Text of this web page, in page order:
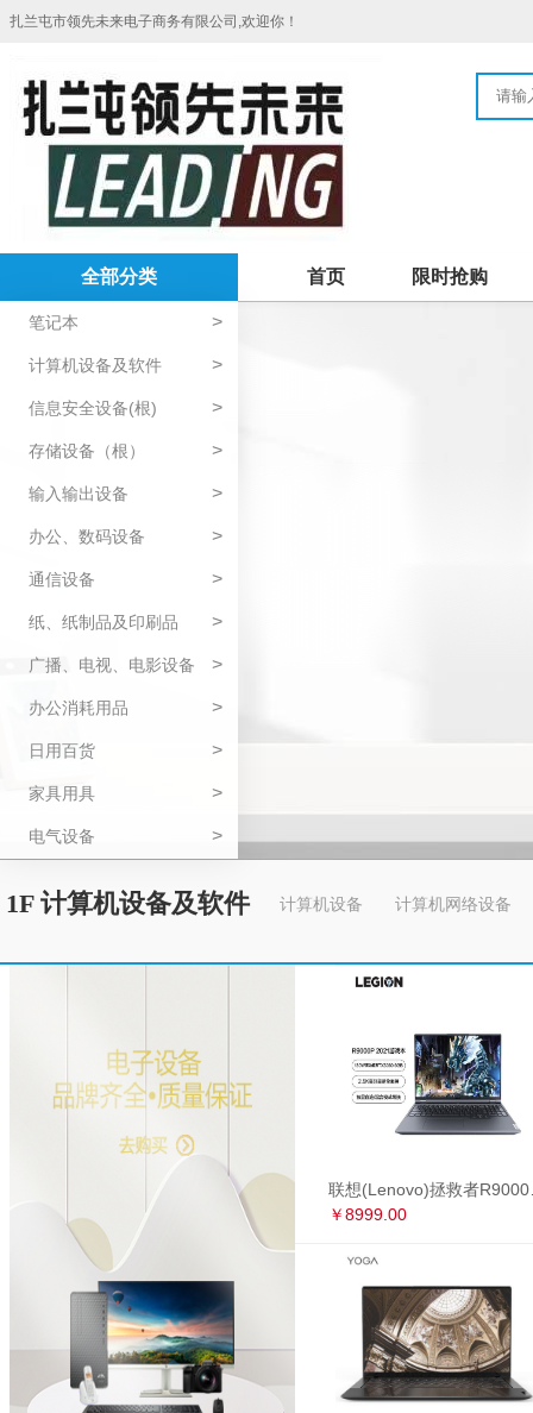
扎兰屯市领先未来电子商务有限公司,欢迎你！
全部分类
笔记本 >
计算机设备及软件 >
信息安全设备(根) >
存储设备（根） >
输入输出设备 >
办公、数码设备 >
通信设备 >
纸、纸制品及印刷品 >
广播、电视、电影设备 >
办公消耗用品 >
日用百货 >
家具用具 >
电气设备 >
首页 限时抢购
1F 计算机设备及软件 计算机设备 计算机网络设备
￥8999.00